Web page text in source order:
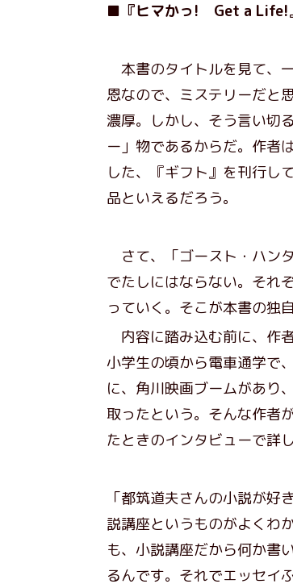
■『ヒマかっ! Get a
本書のタイトルを見て、
恩なので、ミステリーだと
濃厚。しかし、そう言い切
ー」物であるからだ。作者
した、『ギフト』を刊行し
品といえるだろう。
さて、「ゴースト・ハン
でたしにはならない。それ
っていく。そこが本書の独
内容に踏み込む前に、作
小学生の頃から電車通学で
に、角川映画ブームがあり
取ったという。そんな作者
たときのインタビューで詳
「都筑道夫さんの小説が
説講座というものがよくわ
も、小説講座だから何か書
るんです。それでエッセイ